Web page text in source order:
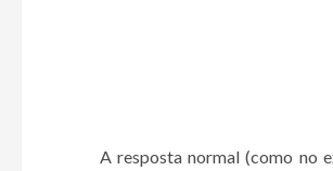
A resposta normal (como no